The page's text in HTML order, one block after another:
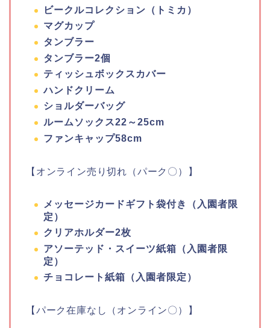
ビークルコレクション（トミカ）
マグカップ
タンブラー
タンブラー2個
ティッシュボックスカバー
ハンドクリーム
ショルダーバッグ
ルームソックス22～25cm
ファンキャップ58cm
【オンライン売り切れ（パーク〇）】
メッセージカードギフト袋付き（入園者限
定）
クリアホルダー2枚
アソーテッド・スイーツ紙箱（入園者限
定）
チョコレート紙箱（入園者限定）
【パーク在庫なし（オンライン〇）】